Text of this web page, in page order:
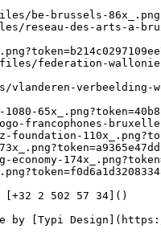
brussels-
des-arts-a-
wallonie-
verbeelding-werkt-
bruxelles-